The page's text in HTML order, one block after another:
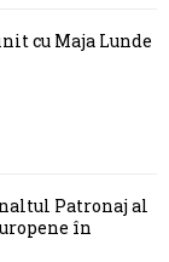
cu Maja Lunde
Patronaj al
în